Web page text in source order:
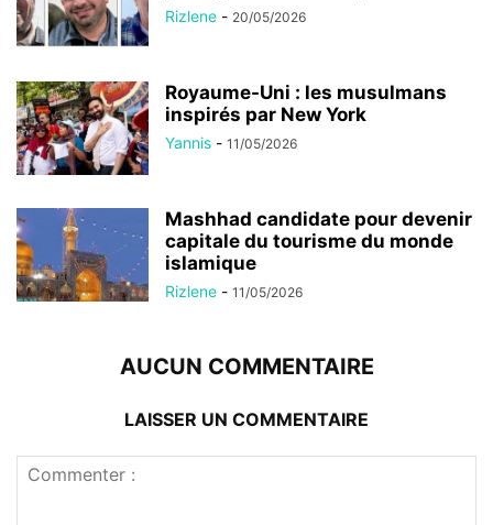
Rizlene - 20/05/2026
Royaume-Uni : les musulmans
inspirés par New York
Yannis - 11/05/2026
Mashhad candidate pour devenir
capitale du tourisme du monde
islamique
Rizlene - 11/05/2026
AUCUN COMMENTAIRE
LAISSER UN COMMENTAIRE